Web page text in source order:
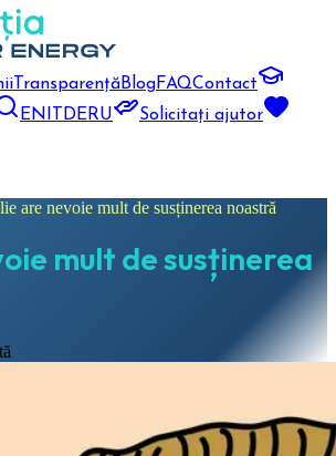
TransparențăBlogFAQContact
EN DERU
Solicitați ajutor
are nevoie mult de susținerea noastră
mult de susținerea